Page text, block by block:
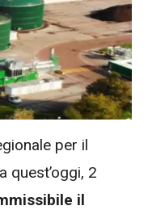
per il
quest’oggi, 2
il